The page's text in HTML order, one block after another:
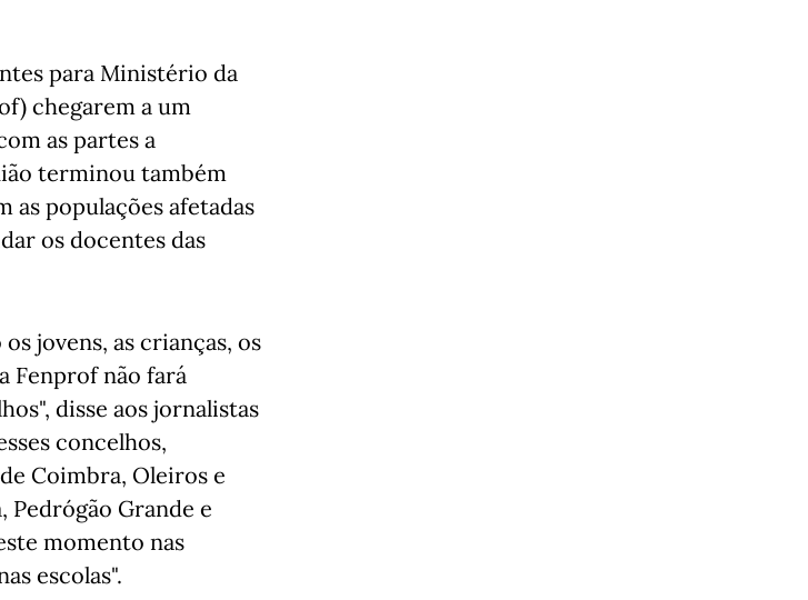
para Ministério da
chegarem a um
as partes a
terminou também
as populações afetadas
os docentes das
jovens, as crianças, os
Fenprof não fará
disse aos jornalistas
concelhos,
Coimbra, Oleiros e
Pedrógão Grande e
momento nas
escolas".